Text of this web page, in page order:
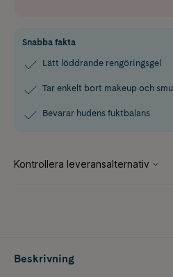
Snabba fakta
Lätt löddrande rengöringsgel
Tar enkelt bort makeup och
Bevarar hudens fuktbalans
Beskrivning